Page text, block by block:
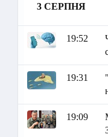
3 СЕРПНЯ
19:52
19:31
19:09